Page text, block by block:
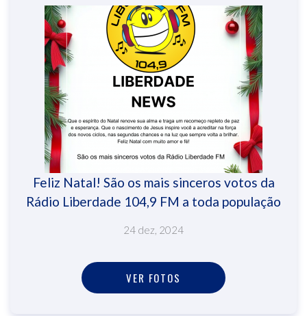
Feliz Natal! São os mais sinceros votos da
Rádio Liberdade 104,9 FM a toda população
24 dez, 2024
VER FOTOS